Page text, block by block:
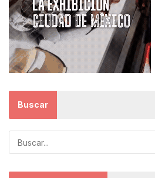
Buscar